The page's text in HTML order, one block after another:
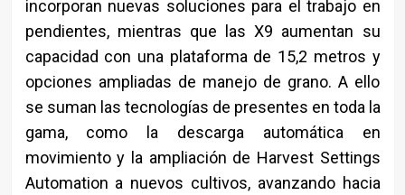
incorporan nuevas soluciones para el trabajo en
pendientes, mientras que las X9 aumentan su
capacidad con una plataforma de 15,2 metros y
opciones ampliadas de manejo de grano. A ello
se suman las tecnologías de presentes en toda la
gama, como la descarga automática en
movimiento y la ampliación de Harvest Settings
Automation a nuevos cultivos, avanzando hacia